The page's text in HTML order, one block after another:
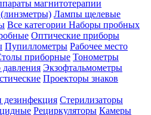
магнитотерапии
Лампы щелевые
Все категории Наборы пробных
Оптические приборы
Пупиллометры Рабочее место
приборные Тонометры
давления Экзофтальмометры
Проекторы знаков
дезинфекция Стерилизаторы
Рециркуляторы Камеры